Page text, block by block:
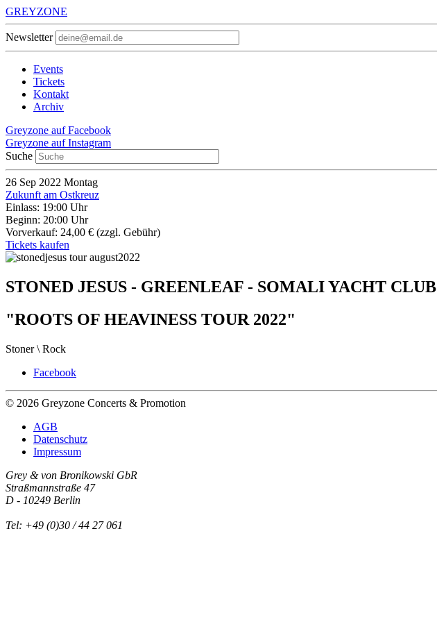
GREYZONE
Newsletter
Events
Tickets
Kontakt
Archiv
Greyzone auf Facebook
Greyzone auf Instagram
Suche
26 Sep 2022 Montag
Zukunft am Ostkreuz
Einlass: 19:00 Uhr
Beginn: 20:00 Uhr
Vorverkauf: 24,00 € (zzgl. Gebühr)
Tickets kaufen
STONED JESUS - GREENLEAF - SOMALI YACHT CLUB
"ROOTS OF HEAVINESS TOUR 2022"
Stoner \ Rock
Facebook
© 2026 Greyzone Concerts & Promotion
AGB
Datenschutz
Impressum
Grey & von Bronikowski GbR
Straßmannstraße 47
D - 10249 Berlin
Tel: +49 (0)30 / 44 27 061